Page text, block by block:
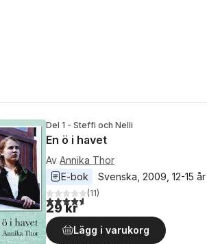
Del 1 - Steffi och Nelli
En ö i havet
Av Annika Thor
E-bok
Svenska 2009 12-15 år
4,6utav 5 stjärnor. Totalt antal röster:
(11)
29 kr
Lägg i varukorg